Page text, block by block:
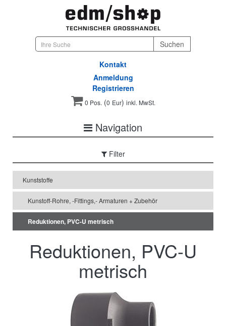
Kontakt
Anmeldung
Registrieren
0 Pos.(0 Eur) inkl. MwSt.
Navigation
Filter
Kunststoffe
Kunstoff-Rohre, -Fittings,- Armaturen + Zubehör
Reduktionen, PVC-U metrisch
Reduktionen, PVC-U
metrisch